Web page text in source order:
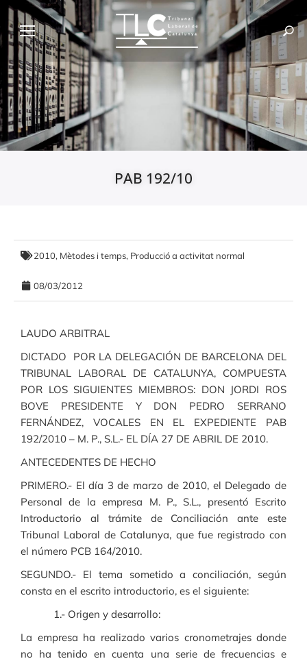
PAB 192/10
2010, Mètodes i temps, Producció a activitat normal
08/03/2012
LAUDO ARBITRAL
DICTADO POR LA DELEGACIÓN DE BARCELONA DEL
TRIBUNAL LABORAL DE CATALUNYA, COMPUESTA
POR LOS SIGUIENTES MIEMBROS: DON JORDI ROS
BOVE PRESIDENTE Y DON PEDRO SERRANO
FERNÁNDEZ, VOCALES EN EL EXPEDIENTE PAB
192/2010 – M. P., S.L.- EL DÍA 27 DE ABRIL DE 2010.
ANTECEDENTES DE HECHO
PRIMERO.- El día 3 de marzo de 2010, el Delegado de
Personal de la empresa M. P., S.L., presentó Escrito
Introductorio al trámite de Conciliación ante este
Tribunal Laboral de Catalunya, que fue registrado con
el número PCB 164/2010.
SEGUNDO.- El tema sometido a conciliación, según
consta en el escrito introductorio, es el siguiente:
1.- Origen y desarrollo:
La empresa ha realizado varios cronometrajes donde
no ha tenido en cuenta una serie de frecuencias e